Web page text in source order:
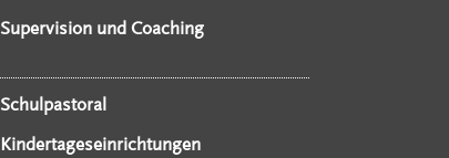
Supervision und Coaching
Schulpastoral
Kindertageseinrichtungen